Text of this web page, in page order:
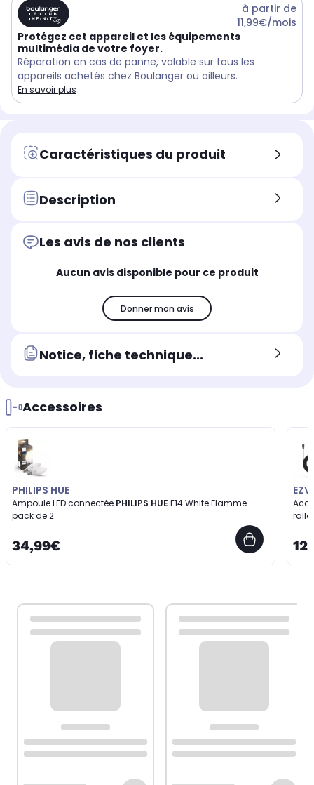
à partir de
11,99€/mois
Protégez cet appareil et les équipements
multimédia de votre foyer.
Réparation en cas de panne, valable sur tous les
appareils achetés chez Boulanger ou ailleurs.
En savoir plus
Caractéristiques du produit
Description
Les avis de nos clients
Aucun avis disponible pour ce produit
Donner mon avis
Notice, fiche technique...
Accessoires
PHILIPS HUE
Ampoule LED connectée PHILIPS HUE
pack de 2
34,99€